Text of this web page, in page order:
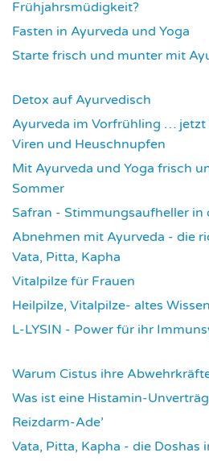
Frühjahrsmüdigkeit?
Fasten in Ayurveda und Yoga
Starte frisch und munter mit
Detox auf Ayurvedisch
Ayurveda im Vorfrühling … jetzt
Viren und Heuschnupfen
Mit Ayurveda und Yoga frisch
Sommer
Safran - Stimmungsaufheller in
Abnehmen mit Ayurveda - die
Vata, Pitta, Kapha
Vitalpilze für Frauen
Heilpilze, Vitalpilze- altes
L-LYSIN - Power für ihr
Warum Cistus ihre
Was ist eine Histamin-
Reizdarm-Ade’
Vata, Pitta, Kapha - die Doshas